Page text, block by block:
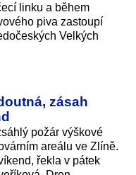
linku a během
piva zastoupí
Velkých
zásah
požár výškové
areálu ve Zlíně.
řekla v pátek